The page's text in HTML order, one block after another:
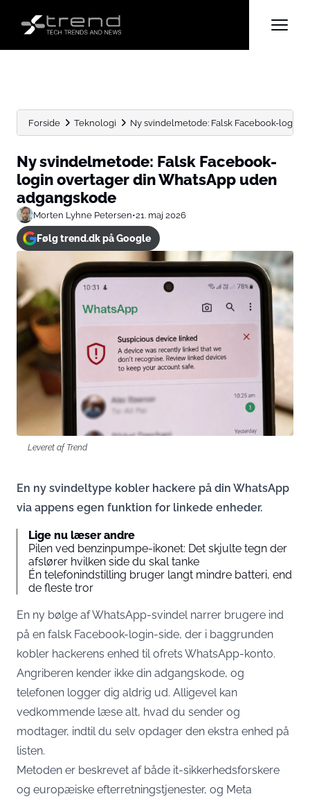
Forside Teknologi Ny svindelmetode: Falsk Facebook-login
Ny svindelmetode: Falsk Facebook-
login overtager din WhatsApp uden
adgangskode
Morten Lyhne Petersen•21. maj 2026
Følg trend.dk på Google
Leveret af Trend
En ny svindeltype kobler hackere på din WhatsApp
via appens egen funktion for linkede enheder.
Lige nu læser andre
Pilen ved benzinpumpe-ikonet: Det skjulte tegn der
afslører hvilken side du skal tanke
Én telefonindstilling bruger langt mindre batteri, end
de fleste tror
En ny bølge af WhatsApp-svindel narrer brugere ind
på en falsk Facebook-login-side, der i baggrunden
kobler hackerens enhed til ofrets WhatsApp-konto.
Angriberen kender ikke din adgangskode, og
telefonen logger dig aldrig ud. Alligevel kan
vedkommende læse alt, hvad du sender og
modtager, indtil du selv opdager den ekstra enhed på
listen.
Metoden er beskrevet af både it-sikkerhedsforskere
og europæiske efterretningstjenester, og Meta